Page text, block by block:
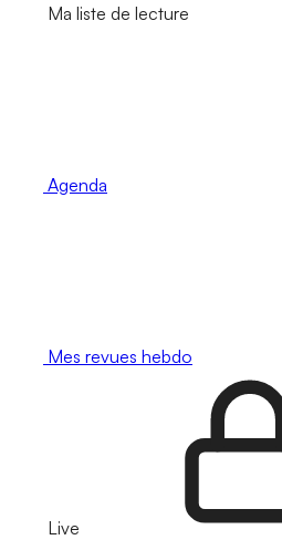
Ma liste de lecture
Agenda
Mes revues hebdo
Live